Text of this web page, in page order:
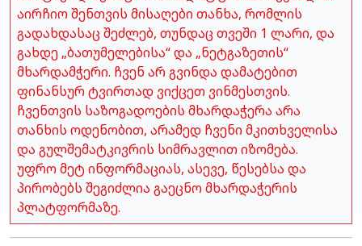
აირჩიო შენთვის მისაღები თანხა, რომლის
გადახდასაც შეძლებ, თუნდაც თვეში 1 ლარი, და
გახდე „ბათუმელებისა“ და „ნეტგაზეთის“
მხარდამჭერი. ჩვენ არ გვინდა დამატებით
ფინანსურ ტვირთად ვიქცეთ ვინმესთვის.
ჩვენთვის საზოგადოების მხარდაჭერა არა
თანხის ოდენობით, არამედ ჩვენი მკითხველისა
და გულშემატკივრის სიმრავლით იზომება.
უფრო მეტ ინფორმაციას, ასევე, წესებსა და
პირობებს შეგიძლია გაეცნო მხარდაჭერის
პლატფორმაზე.